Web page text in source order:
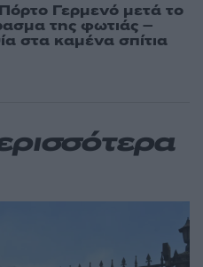
Γερμενό μετά το
της φωτιάς –
στα καμένα σπίτια